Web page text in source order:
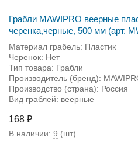
Грабли MAWIPRO веерные
черенка,черные, 500 мм (арт.
Материал грабель: Пластик
Черенок: Нет
Тип товара: Грабли
Производитель (бренд):
Производство (страна): Россия
Вид граблей: веерные
168 ₽
В наличии: 9 (шт)